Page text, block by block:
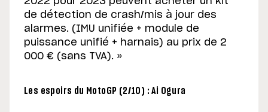
de détection de crash/mis à jour des
alarmes. (IMU unifiée + module de
puissance unifié + harnais) au prix de 2
000 € (sans TVA). »
Les espoirs du MotoGP (2/10) : Ai Ogura